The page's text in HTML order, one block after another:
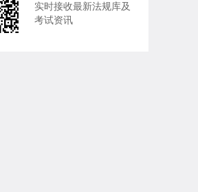
实时接收最新法规库及
考试资讯